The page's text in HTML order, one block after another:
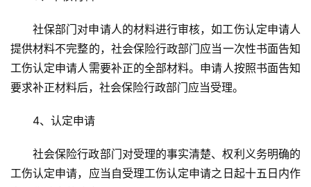
生
活
百
技
社保部门对申请人的材料进行审核，如工伤认定申请人
提供材料不完整的，社会保险行政部门应当一次性书面告知
工伤认定申请人需要补正的全部材料。申请人按照书面告知
要求补正材料后，社会保险行政部门应当受理。
4、认定申请
社会保险行政部门对受理的事实清楚、权利义务明确的
工伤认定申请，应当自受理工伤认定申请之日起十五日内作